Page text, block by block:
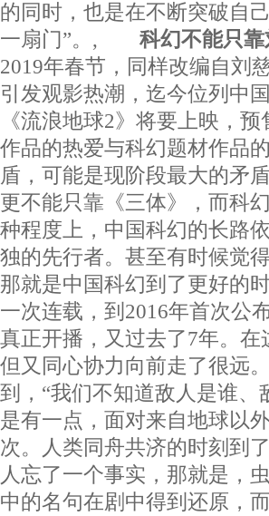
的同时，也是在不断突破自
一扇门”。, 科幻不能只
2019年春节，同样改编自刘
引发观影热潮，迄今位列中
《流浪地球2》将要上映，
作品的热爱与科幻题材作品
盾，可能是现阶段最大的
更不能只靠《三体》，而科
种程度上，中国科幻的长路
独的先行者。甚至有时候觉
那就是中国科幻到了更好
一次连载，到2016年首次公
真正开播，又过去了7年。
但又同心协力向前走了很
到，“我们不知道敌人是谁
是有一点，面对来自地球以
次。人类同舟共济的时刻到
人忘了一个事实，那就是，
中的名句在剧中得到还原，